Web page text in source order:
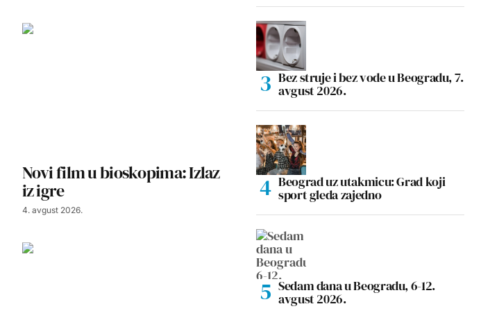
Novi film u bioskopima: Izlaz
iz igre
4. avgust 2026.
Bez struje i bez vode u Beogradu, 7.
avgust 2026.
Beograd uz utakmicu: Grad koji
sport gleda zajedno
Sedam dana u Beogradu, 6-12.
avgust 2026.